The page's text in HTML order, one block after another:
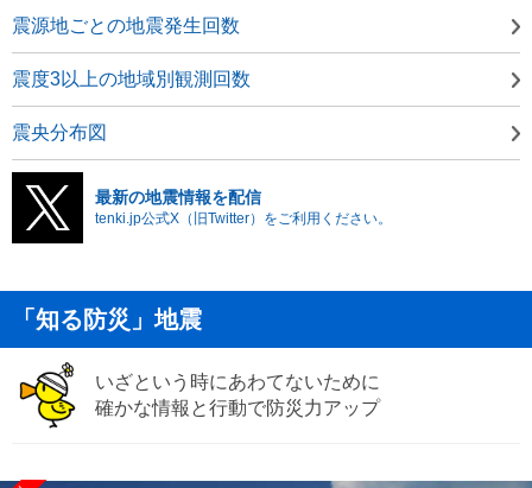
震源地ごとの地震発生回数
震度3以上の地域別観測回数
震央分布図
最新の地震情報を配信
tenki.jp公式X（旧Twitter）をご利用ください。
「知る防災」地震
いざという時にあわてないために
確かな情報と行動で防災力アップ